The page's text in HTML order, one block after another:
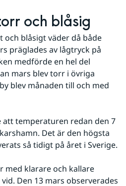
och blåsig
och blåsigt väder då både
präglades av lågtryck på
medförde en hel del
mars blev torr i övriga
blev månaden till och med
temperaturen redan den 7
Det är den högsta
så tidigt på året i Sverige.
med klarare och kallare